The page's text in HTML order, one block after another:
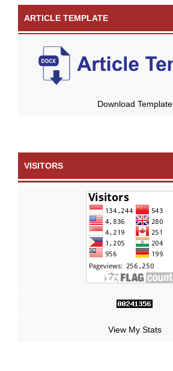
ARTICLE TEMPLATE
Download Template
VISITORS
View My Stats